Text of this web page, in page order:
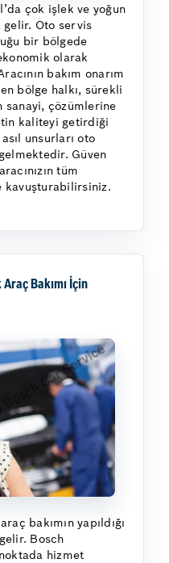
çok işlek ve yoğun
gelir. Oto servis
bir bölgede
olarak
bakım onarım
bölge halkı, sürekli
sanayi, çözümlerine
kaliteyi getirdiği
unsurları oto
Güven
tüm
kavuşturabilirsiniz.
Bakımı İçin
bakımın yapıldığı
Bosch
noktada hizmet